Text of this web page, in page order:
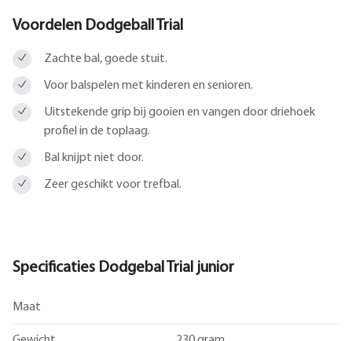
Voordelen Dodgeball Trial
Zachte bal, goede stuit.
Voor balspelen met kinderen en senioren.
Uitstekende grip bij gooien en vangen door driehoek
profiel in de toplaag.
Bal knijpt niet door.
Zeer geschikt voor trefbal.
Specificaties Dodgebal Trial junior
Maat